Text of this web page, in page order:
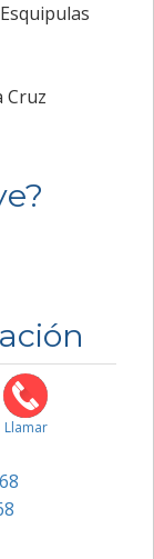
Cruz
Llamar